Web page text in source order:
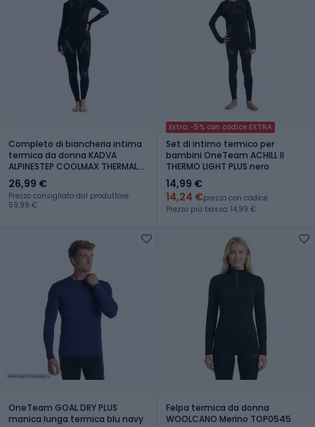
Completo di biancheria intima
termica da donna KADVA
ALPINESTEP COOLMAX THERMAL
PRO DRY senza cuciture nero
26,99 €
Prezzo consigliato dal produttore:
59,99 €
Extra -5% con codice EXTRA
Set di intimo termico per
bambini OneTeam ACHILL II
THERMO LIGHT PLUS nero
14,99 €
14,24 €prezzo con codice
Prezzo più basso: 14,99 €
OneTeam GOAL DRY PLUS
manica lunga termica blu navy
Felpa termica da donna
WOOLCANO Merino TOP0545